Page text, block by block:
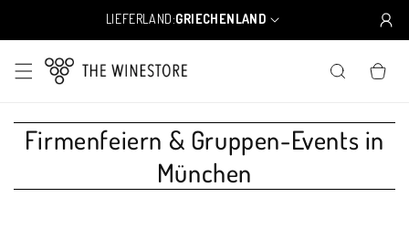
Inhalt
LIEFERLAND:
L
a
n
d
e
g
GRIECHENLAND
Firmenfeiern & Gruppen-Events in
München